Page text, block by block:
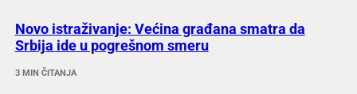
Novo istraživanje: Većina građana smatra da
Srbija ide u pogrešnom smeru
3 MIN ČITANJA